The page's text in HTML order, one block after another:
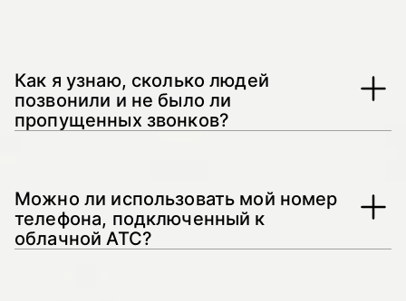
Как я узнаю, сколько людей
позвонили и не было ли
пропущенных звонков?
WEB. Введя логин и пароль, вы увидите:
Кто и из какой компании звонил;
С какого номера телефона и оставившего
как контактный;
Можно ли использовать мой номер
телефона, подключенный к
облачной АТС?